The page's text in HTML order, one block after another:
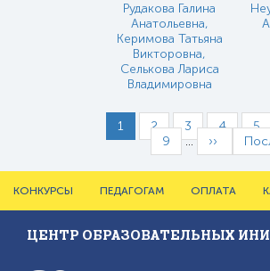
Рудакова Галина
Анатольевна,
Керимова Татьяна
Викторовна,
Селькова Лариса
Владимировна
Нумерация
страниц
Страница
1 Страница
2 Страница
3 4 5
Страница
9 …
страница
››
Главное
меню
КОНКУРСЫ ПЕДАГОГАМ ОПЛАТА
ЦЕНТР ОБРАЗОВАТЕЛЬНЫХ